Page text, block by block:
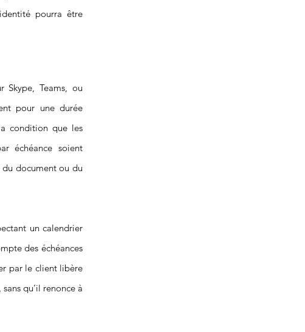
pourra être
Skype, Teams, ou
pour une durée
condition que les
échéance soient
du document ou du
un calendrier
des échéances
par le client libère
qu’il renonce à